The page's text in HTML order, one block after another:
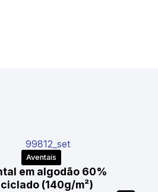
Aventais
em algodão 60%
(140g/m²)